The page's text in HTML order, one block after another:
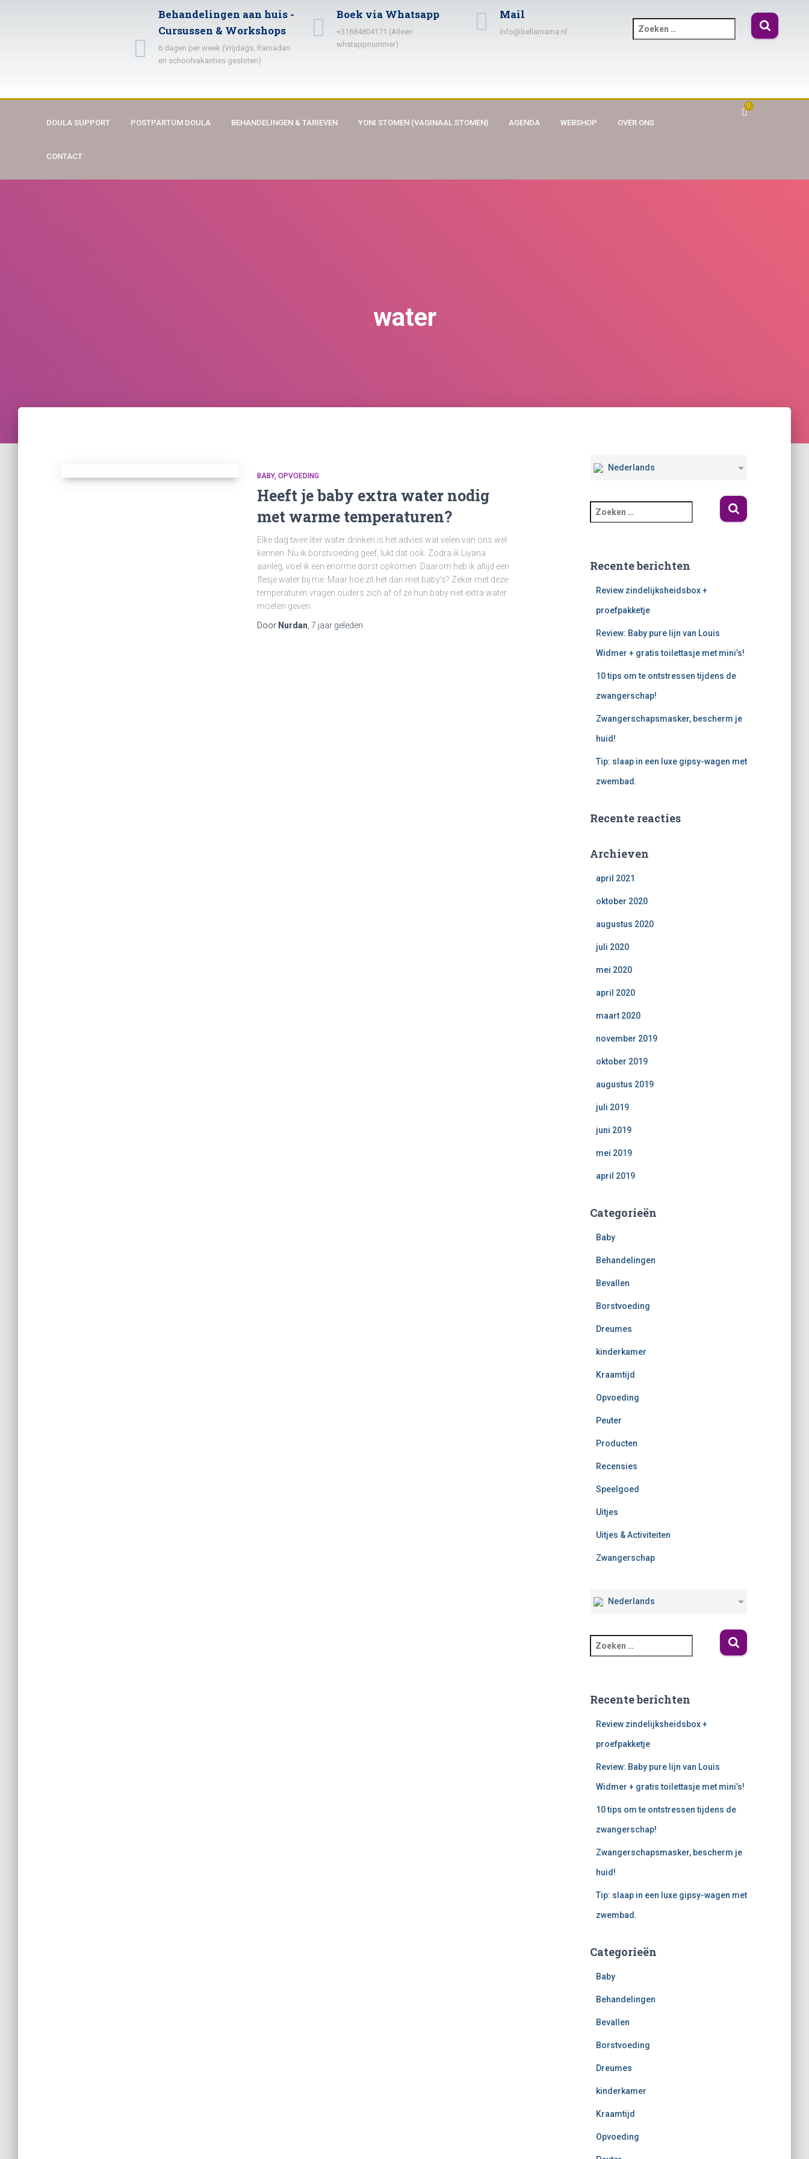
Behandelingen aan huis -
Cursussen & Workshops
6 dagen per week (Vrijdags, Ramadan
en schoolvakanties gesloten)
Boek via Whatsapp
+31684804171 (Alleen
whstappnummer)
Mail
info@bellamama.nl
DOULA SUPPORT POSTPARTUM DOULA BEHANDELINGEN & TARIEVEN YONI STOMEN (VAGINAAL STOMEN) AGENDA WEBSHOP OVER ONS
CONTACT
0
water
BABY OPVOEDING
Heeft je baby extra water nodig
met warme temperaturen?
Elke dag twee liter water drinken is het advies wat velen van ons wel
kennen. Nu ik borstvoeding geef, lukt dat ook. Zodra ik Liyana
aanleg, voel ik een enorme dorst opkomen. Daarom heb ik altijd een
flesje water bij me. Maar hoe zit het dan met baby’s? Zeker met deze
temperaturen vragen ouders zich af of ze hun baby niet extra water
moeten geven.
Door Nurdan 7 jaar geleden
Nederlands
Recente berichten
Review zindelijksheidsbox +
proefpakketje
Review: Baby pure lijn van Louis
Widmer + gratis toilettasje met mini’s!
10 tips om te ontstressen tijdens de
zwangerschap!
Zwangerschapsmasker, bescherm je
huid!
Tip: slaap in een luxe gipsy-wagen met
zwembad.
Recente reacties
Archieven
april 2021
oktober 2020
augustus 2020
juli 2020
mei 2020
april 2020
maart 2020
november 2019
oktober 2019
augustus 2019
juli 2019
juni 2019
mei 2019
april 2019
Categorieën
Baby
Behandelingen
Bevallen
Borstvoeding
Dreumes
kinderkamer
Kraamtijd
Opvoeding
Peuter
Producten
Recensies
Speelgoed
Uitjes
Uitjes & Activiteiten
Zwangerschap
Nederlands
Recente berichten
Review zindelijksheidsbox +
proefpakketje
Review: Baby pure lijn van Louis
Widmer + gratis toilettasje met mini’s!
10 tips om te ontstressen tijdens de
zwangerschap!
Zwangerschapsmasker, bescherm je
huid!
Tip: slaap in een luxe gipsy-wagen met
zwembad.
Categorieën
Baby
Behandelingen
Bevallen
Borstvoeding
Dreumes
kinderkamer
Kraamtijd
Opvoeding